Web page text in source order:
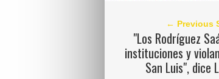
← Previous
"Los Rodríguez
instituciones y
San Luis", dice